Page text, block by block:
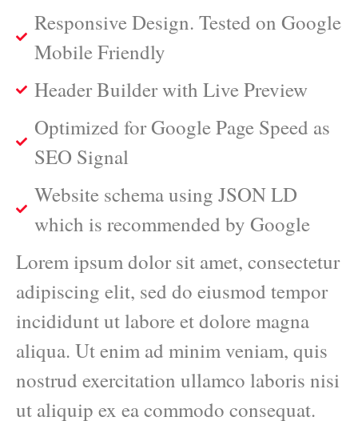
Responsive Design. Tested on Google
Mobile Friendly
Header Builder with Live Preview
Optimized for Google Page Speed as
SEO Signal
Website schema using JSON LD
which is recommended by Google
Lorem ipsum dolor sit amet, consectetur
adipiscing elit, sed do eiusmod tempor
incididunt ut labore et dolore magna
aliqua. Ut enim ad minim veniam, quis
nostrud exercitation ullamco laboris nisi
ut aliquip ex ea commodo consequat.